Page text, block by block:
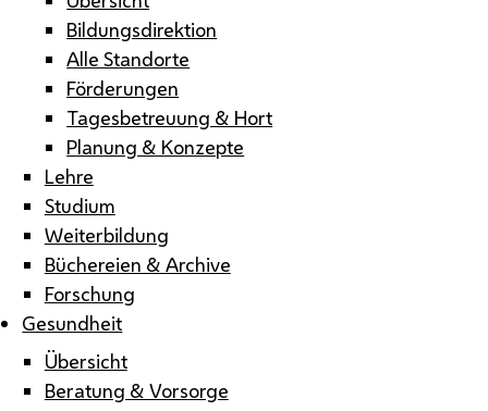
Bildungsdirektion
Alle Standorte
Förderungen
Tagesbetreuung & Hort
Planung & Konzepte
Lehre
Studium
Weiterbildung
Büchereien & Archive
Forschung
Gesundheit
Übersicht
Beratung & Vorsorge